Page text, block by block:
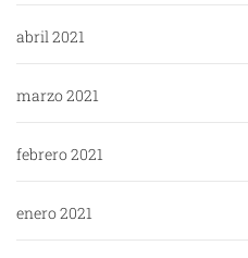
abril 2021
marzo 2021
febrero 2021
enero 2021